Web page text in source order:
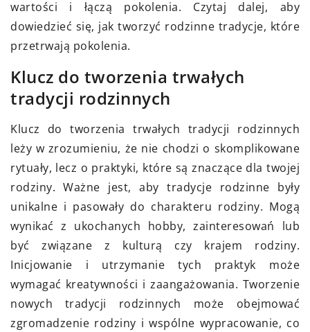
wartości i łączą pokolenia. Czytaj dalej, aby
dowiedzieć się, jak tworzyć rodzinne tradycje, które
przetrwają pokolenia.
Klucz do tworzenia trwałych
tradycji rodzinnych
Klucz do tworzenia trwałych tradycji rodzinnych
leży w zrozumieniu, że nie chodzi o skomplikowane
rytuały, lecz o praktyki, które są znaczące dla twojej
rodziny. Ważne jest, aby tradycje rodzinne były
unikalne i pasowały do charakteru rodziny. Mogą
wynikać z ukochanych hobby, zainteresowań lub
być związane z kulturą czy krajem rodziny.
Inicjowanie i utrzymanie tych praktyk może
wymagać kreatywności i zaangażowania. Tworzenie
nowych tradycji rodzinnych może obejmować
zgromadzenie rodziny i wspólne wypracowanie, co